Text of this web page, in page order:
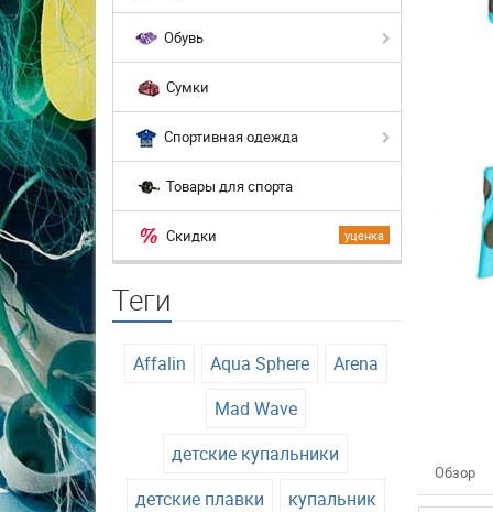
Обувь
Сумки
Спортивная одежда
Товары для спорта
уценка
Скидки
Теги
Affalin Aqua Sphere
Arena
Mad Wave
детские купальники
детские плавки
купальник
Обзор